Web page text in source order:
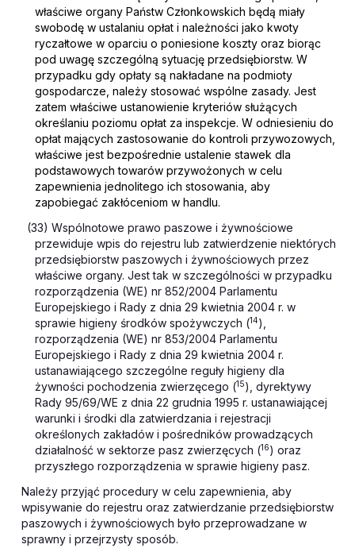
właściwe organy Państw Członkowskich będą miały
swobodę w ustalaniu opłat i należności jako kwoty
ryczałtowe w oparciu o poniesione koszty oraz biorąc
pod uwagę szczególną sytuację przedsiębiorstw. W
przypadku gdy opłaty są nakładane na podmioty
gospodarcze, należy stosować wspólne zasady. Jest
zatem właściwe ustanowienie kryteriów służących
określaniu poziomu opłat za inspekcje. W odniesieniu do
opłat mających zastosowanie do kontroli przywozowych,
właściwe jest bezpośrednie ustalenie stawek dla
podstawowych towarów przywożonych w celu
zapewnienia jednolitego ich stosowania, aby
zapobiegać zakłóceniom w handlu.
(33) Wspólnotowe prawo paszowe i żywnościowe
przewiduje wpis do rejestru lub zatwierdzenie niektórych
przedsiębiorstw paszowych i żywnościowych przez
właściwe organy. Jest tak w szczególności w przypadku
rozporządzenia (WE) nr 852/2004 Parlamentu
Europejskiego i Rady z dnia 29 kwietnia 2004 r. w
sprawie higieny środków spożywczych (14),
rozporządzenia (WE) nr 853/2004 Parlamentu
Europejskiego i Rady z dnia 29 kwietnia 2004 r.
ustanawiającego szczególne reguły higieny dla
żywności pochodzenia zwierzęcego (15), dyrektywy
Rady 95/69/WE z dnia 22 grudnia 1995 r. ustanawiającej
warunki i środki dla zatwierdzania i rejestracji
określonych zakładów i pośredników prowadzących
działalność w sektorze pasz zwierzęcych (16) oraz
przyszłego rozporządzenia w sprawie higieny pasz.
Należy przyjąć procedury w celu zapewnienia, aby
wpisywanie do rejestru oraz zatwierdzanie przedsiębiorstw
paszowych i żywnościowych było przeprowadzane w
sprawny i przejrzysty sposób.